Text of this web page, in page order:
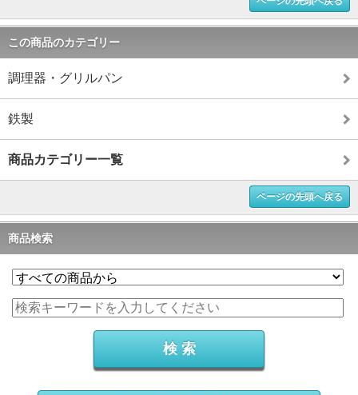
この商品のカテゴリー
調理器・グリルパン
鉄製
商品カテゴリー一覧
ページの先頭へ戻る
商品検索